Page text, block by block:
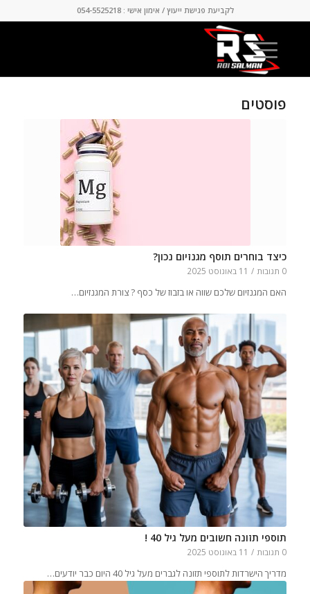
לקביעת פגישת ייעוץ / אימון אישי : 054-5525218
פוסטים
כיצד בוחרים תוסף מגנזיום נכון?
0 תגובות / 11 באוגוסט 2025
האם המגנזיום שלכם שווה או בזבוז של כסף ? צורת המגנזיום…
תוספי תזונה חשובים מעל גיל 40 !
0 תגובות / 11 באוגוסט 2025
מדריך הישרדות לתוספי תזונה לגברים מעל גיל 40 היום כבר יודעים…